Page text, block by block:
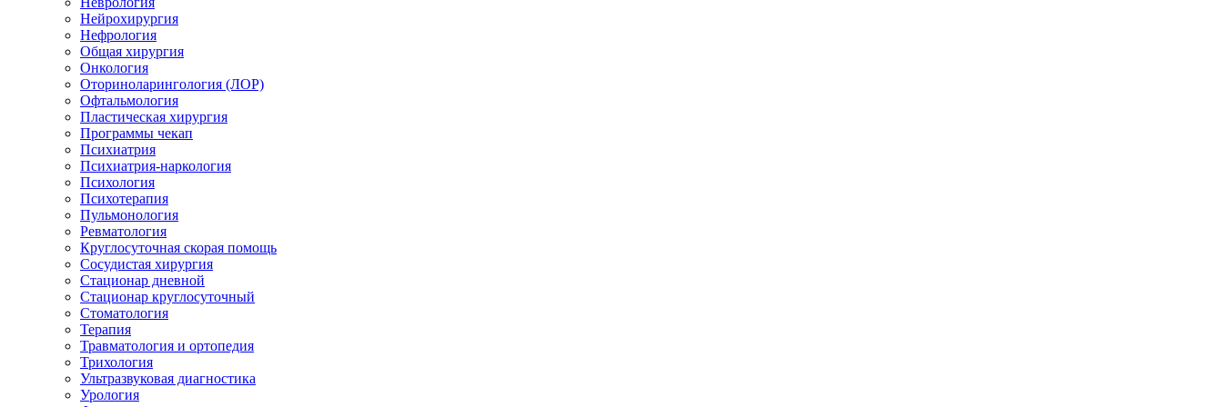
Нейрохирургия
Нефрология
Общая хирургия
Онкология
Оториноларингология (ЛОР)
Офтальмология
Пластическая хирургия
Программы чекап
Психиатрия
Психиатрия-наркология
Психология
Психотерапия
Пульмонология
Ревматология
Круглосуточная скорая помощь
Сосудистая хирургия
Стационар дневной
Стационар круглосуточный
Стоматология
Терапия
Травматология и ортопедия
Трихология
Ультразвуковая диагностика
Урология